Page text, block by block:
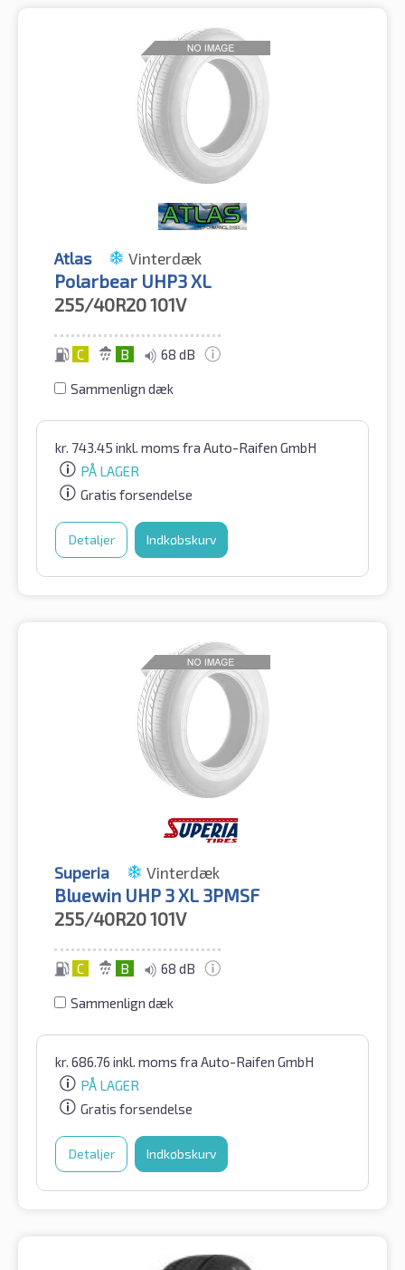
Atlas Vinterdæk
Polarbear UHP3 XL
255/40R20101V
C B 68 dB
Sammenlign dæk
kr. 743.45 inkl. moms fra Auto-Raifen GmbH
PÅ LAGER
Gratis forsendelse
Detaljer Indkøbskurv
Superia Vinterdæk
Bluewin UHP 3 XL 3PMSF
255/40R20101V
C B 68 dB
Sammenlign dæk
kr. 686.76 inkl. moms fra Auto-Raifen GmbH
PÅ LAGER
Gratis forsendelse
Detaljer Indkøbskurv